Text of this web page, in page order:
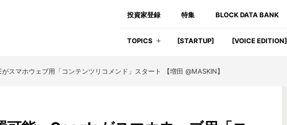
投資家登録 特集 BLOCK DATA BANK
TOPICS [STARTUP] [VOICE EDITION]
スマホウェブ用「コンテンツリコメンド」スタート 【増田 @MASKIN】